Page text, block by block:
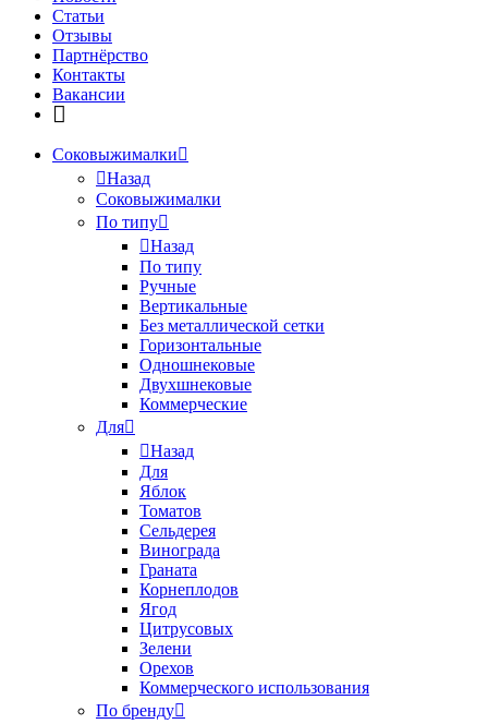
Статьи
Отзывы
Партнёрство
Контакты
Вакансии
Соковыжималки
Назад
Соковыжималки
По типу
Назад
По типу
Ручные
Вертикальные
Без металлической сетки
Горизонтальные
Одношнековые
Двухшнековые
Коммерческие
Для
Назад
Для
Яблок
Томатов
Cельдерея
Винограда
Граната
Корнеплодов
Ягод
Цитрусовых
Зелени
Орехов
Коммерческого использования
По бренду